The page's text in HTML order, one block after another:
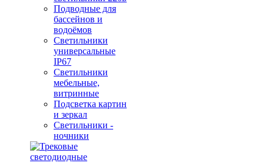
Подводные для
бассейнов и
водоёмов
Светильники
универсальные
IP67
Светильники
мебельные,
витринные
Подсветка картин
и зеркал
Светильники -
ночники